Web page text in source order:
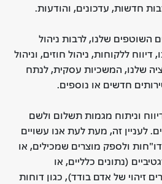
חדשות, עדכונים, והודעות.
השוטפים שלנו, לרבות ניהול
ללקוחות, ניהול חוזים, וניהול
שלנו, המשכיות עסקית, לנתח
חדשים או נוספים.
וניתוח מגמות תשלום ולשם
לעניין זה, מעת לעת אנו עשויים
ולספק מוצרים שמכילים, או
(נתונים כלליים, או
זיהוי של אדם בודד), כגון דוחות